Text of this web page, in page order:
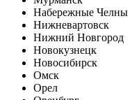
Набережные Челны
Нижневартовск
Нижний Новгород
Новокузнецк
Новосибирск
Омск
Орел